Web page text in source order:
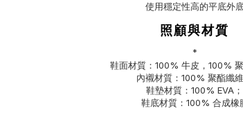
使用穩定性高的平底外
照顧與材質
*
鞋面材質：100% 牛皮，100%
內襯材質：100% 聚酯纖維
鞋墊材質：100% EVA；
鞋底材質：100% 合成橡